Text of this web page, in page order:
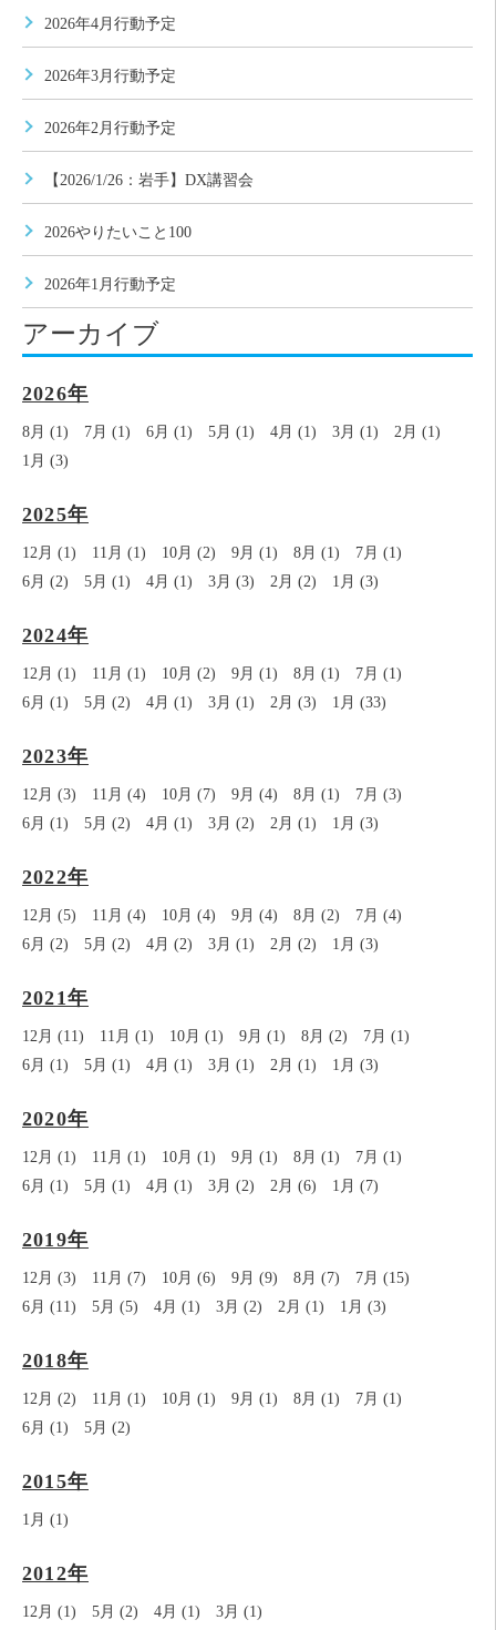
2026年4月行動予定
2026年3月行動予定
2026年2月行動予定
【2026/1/26：岩手】DX講習会
2026やりたいこと100
2026年1月行動予定
アーカイブ
2026年
8月 (1) 7月 (1) 6月 (1) 5月 (1) 4月 (1) 3月 (1)
2月 (1)
1月 (3)
2025年
12月 (1) 11月 (1) 10月 (2) 9月 (1) 8月 (1)
7月 (1)
6月 (2)
5月 (1) 4月 (1) 3月 (3) 2月 (2) 1月 (3)
2024年
12月 (1) 11月 (1) 10月 (2) 9月 (1) 8月 (1)
7月 (1)
6月 (1)
5月 (2) 4月 (1) 3月 (1) 2月 (3) 1月 (33)
2023年
12月 (3) 11月 (4) 10月 (7) 9月 (4) 8月 (1)
7月 (3)
6月 (1)
5月 (2) 4月 (1) 3月 (2) 2月 (1) 1月 (3)
2022年
12月 (5) 11月 (4) 10月 (4) 9月 (4) 8月 (2)
7月 (4)
6月 (2)
5月 (2) 4月 (2) 3月 (1) 2月 (2) 1月 (3)
2021年
12月 (11) 11月 (1) 10月 (1) 9月 (1) 8月 (2)
7月 (1)
6月 (1)
5月 (1) 4月 (1) 3月 (1) 2月 (1) 1月 (3)
2020年
12月 (1) 11月 (1) 10月 (1) 9月 (1) 8月 (1)
7月 (1)
6月 (1)
5月 (1) 4月 (1) 3月 (2) 2月 (6) 1月 (7)
2019年
12月 (3) 11月 (7) 10月 (6) 9月 (9) 8月 (7)
7月 (15)
6月 (11)
5月 (5) 4月 (1) 3月 (2) 2月 (1) 1月 (3)
2018年
12月 (2) 11月 (1) 10月 (1) 9月 (1) 8月 (1)
7月 (1)
6月 (1)
5月 (2)
2015年
1月 (1)
2012年
12月 (1) 5月 (2) 4月 (1) 3月 (1)